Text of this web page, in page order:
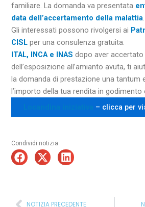
familiare. La domanda va presentata
data dell’accertamento della malattia.
Gli interessati possono rivolgersi ai
CISL per una consulenza gratuita.
ITAL, INCA e INAS dopo aver accertato
dell’esposizione all’amianto avuta, ti
la domanda di prestazione una tantum
l’importo della tua rendita in
– clicca per
Condividi notizia
Precedente
NOTIZIA PRECEDENTE